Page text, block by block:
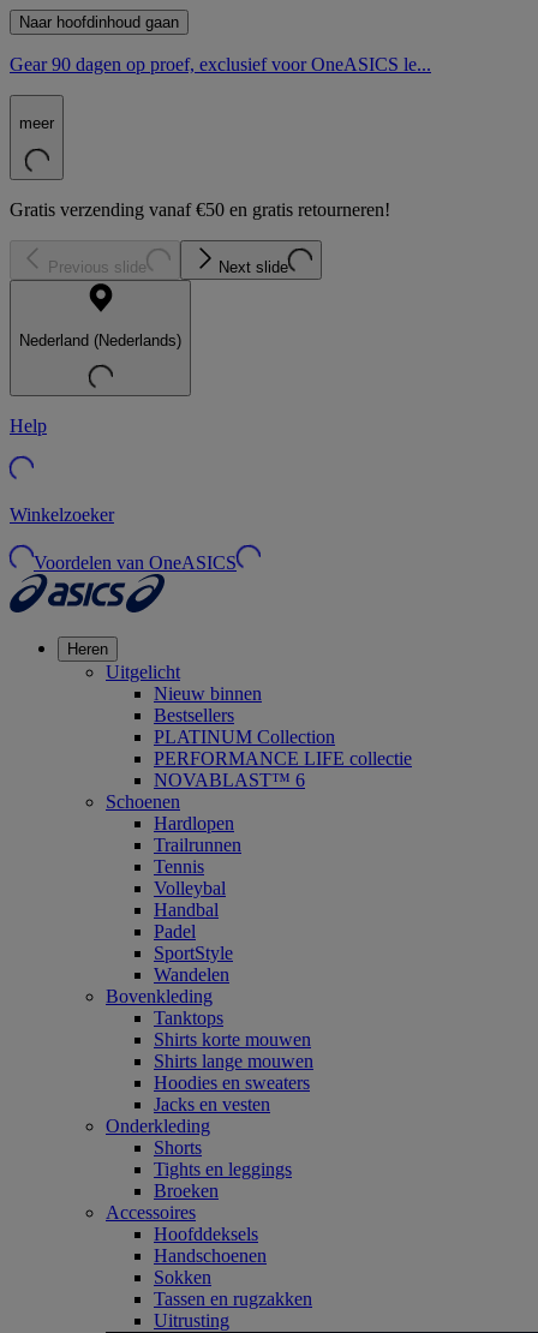
Naar hoofdinhoud gaan
Gear 90 dagen op proef, exclusief voor OneASICS le...
meer
Gratis verzending vanaf €50 en gratis retourneren!
Previous slide Next slide
Nederland (Nederlands)
Help
Winkelzoeker
Voordelen van OneASICS
Heren
Uitgelicht
Nieuw binnen
Bestsellers
PLATINUM Collection
PERFORMANCE LIFE collectie
NOVABLAST™ 6
Schoenen
Hardlopen
Trailrunnen
Tennis
Volleybal
Handbal
Padel
SportStyle
Wandelen
Bovenkleding
Tanktops
Shirts korte mouwen
Shirts lange mouwen
Hoodies en sweaters
Jacks en vesten
Onderkleding
Shorts
Tights en leggings
Broeken
Accessoires
Hoofddeksels
Handschoenen
Sokken
Tassen en rugzakken
Uitrusting